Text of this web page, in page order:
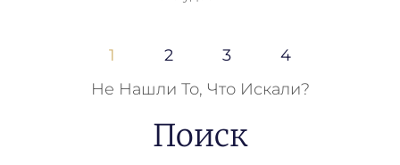
1 2 3
4
Не Нашли То, Что Искали?
Поиск